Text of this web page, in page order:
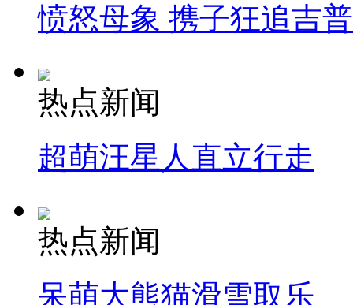
愤怒母象 携子狂追吉
热点新闻
超萌汪星人直立行走
热点新闻
呆萌大熊猫滑雪取乐